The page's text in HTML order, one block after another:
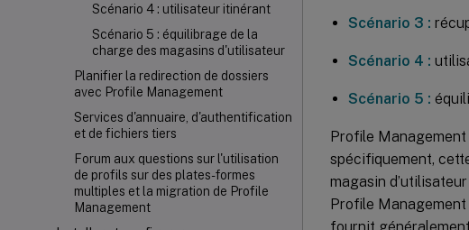
Scénario 4 : utilisateur itinérant
Scénario 5 : équilibrage de la
charge des magasins d'utilisateur
Planifier la redirection de dossiers
avec Profile Management
Services d'annuaire, d'authentification
et de fichiers tiers
Forum aux questions sur l'utilisation
de profils sur des plates-formes
multiples et la migration de Profile
Management
Scénario 3 :
Scénario 4 :
Scénario 5 :
Profile Management
spécifiquement,
magasin
Profile
fournit